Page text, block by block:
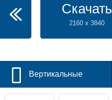
Скачать
2160 x 3840
Вертикальные